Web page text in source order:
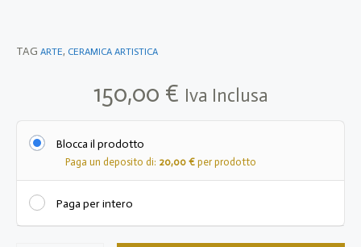
TAG ARTE, CERAMICA ARTISTICA
150,00 € Iva Inclusa
Blocca il prodotto
Paga un deposito di: 20,00 € per prodotto
Paga per intero